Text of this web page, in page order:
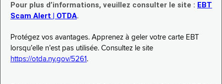
Pour plus d’informations, veuillez consulter le site : EBT
Scam Alert | OTDA.
Protégez vos avantages. Apprenez à geler votre carte EBT
lorsqu’elle n’est pas utilisée. Consultez le site
https://otda.ny.gov/5261 .